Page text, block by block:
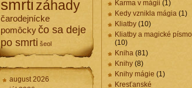
smrti záhady
čarodejnícke
pomôckyčo sa deje
po smrti šeol
august 2026
Karma v mágii (1)
Kedy vznikla mágia (1)
Kliatby (10)
Kliatby a magické písmo
(10)
Kniha (81)
Knihy (8)
Knihy mágie (1)
Kresťanské